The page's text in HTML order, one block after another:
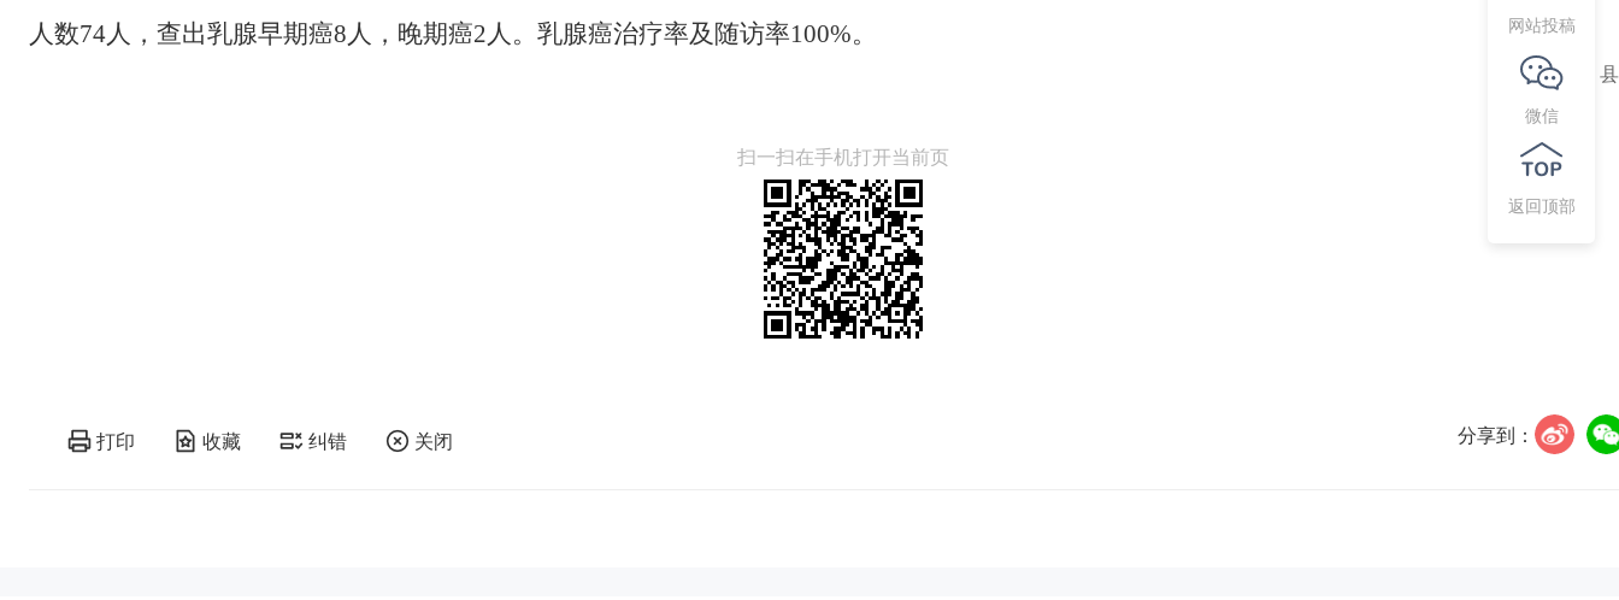
人数74人，查出乳腺早期癌8人，晚期癌2人。乳腺癌治疗率及随访率100%。
责任编辑：
扫一扫在手机打开当前页
打印 收藏 纠错 关闭 分享到：
网站投稿
微信
返回顶部